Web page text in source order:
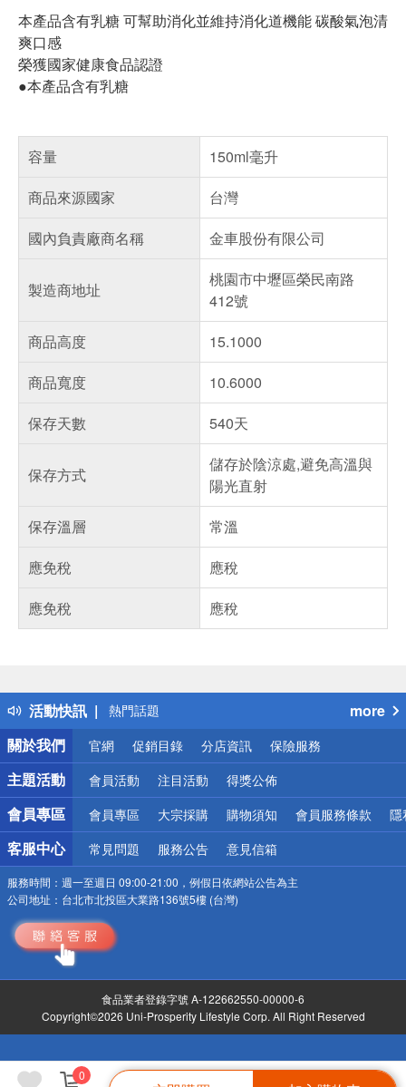
0
本產品含有乳糖 可幫助消化並維持消化道機能 碳酸氣泡清
爽口感
榮獲國家健康食品認證
●本產品含有乳糖
容量
150ml毫升
商品來源國家
台灣
國內負責廠商名稱
金車股份有限公司
製造商地址
桃園市中壢區榮民南路
412號
商品高度
15.1000
商品寬度
10.6000
保存天數
540天
保存方式
儲存於陰涼處,避免高溫與
陽光直射
保存溫層
常溫
應免稅
應稅
應免稅
應稅
活動快訊
得獎公告
熱門話題
銀行優惠
偏遠地區配送
詐騙網頁！請小心！
more
關於我們
官網 促銷目錄 分店資訊 保險服務
主題活動 會員活動 注目活動 得獎公佈
會員專區 會員專區 大宗採購 購物須知 會員服務條款 隱
客服中心 常見問題 服務公告 意見信箱
服務時間： 週一至週日 09:00-21:00，例假日依網站公告為主
公司地址： 台北市北投區大業路136號5樓 (台灣)
食品業者登錄字號 A-122662550-00000-6
Copyright©2026 Uni-Prosperity Lifestyle Corp. All Right Reserved